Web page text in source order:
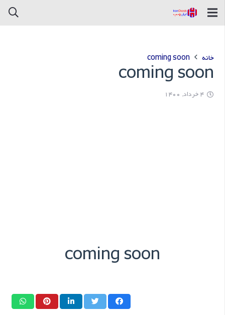
خانه coming soon
coming soon
4 خرداد, 1400
coming soon